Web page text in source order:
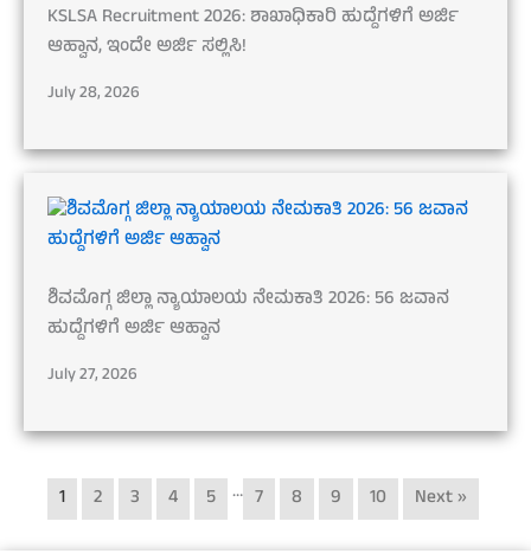
KSLSA Recruitment 2026: ಶಾಖಾಧಿಕಾರಿ ಹುದ್ದೆಗಳಿಗೆ ಅರ್ಜಿ
ಆಹ್ವಾನ, ಇಂದೇ ಅರ್ಜಿ ಸಲ್ಲಿಸಿ!
July 28, 2026
ಶಿವಮೊಗ್ಗ ಜಿಲ್ಲಾ ನ್ಯಾಯಾಲಯ ನೇಮಕಾತಿ 2026: 56 ಜವಾನ
ಹುದ್ದೆಗಳಿಗೆ ಅರ್ಜಿ ಆಹ್ವಾನ
July 27, 2026
1 2 3 4 5 … 7 8 9 10 Next »